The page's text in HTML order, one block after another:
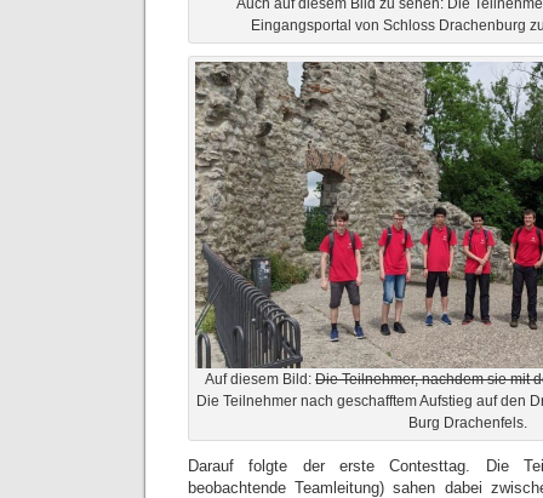
Auch auf diesem Bild zu sehen: Die
Eingangsportal von Schloss Drachenburg
Auf diesem Bild: Die Teilnehmer, nachdem sie mit
Die Teilnehmer nach geschafftem Aufstieg auf den
Burg Drachenfels.
Darauf folgte der erste Contesttag. Die
beobachtende Teamleitung) sahen dabei